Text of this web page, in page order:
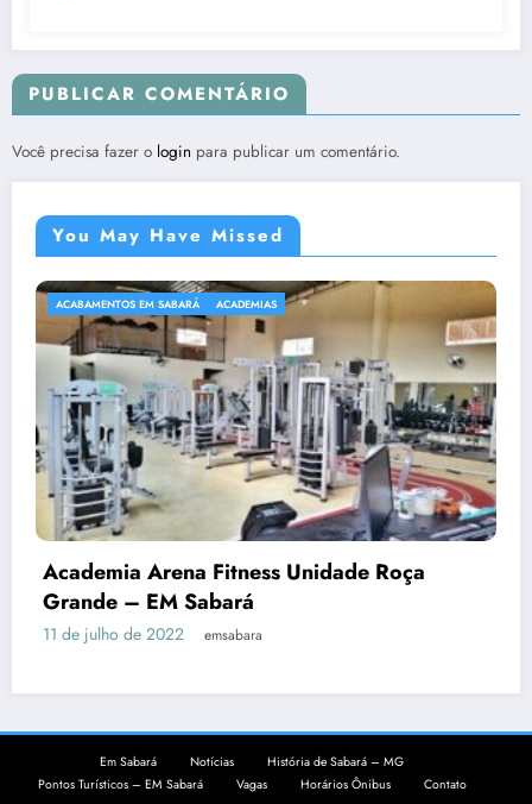
PUBLICAR COMENTÁRIO
Você precisa fazer o login para publicar um comentário.
You May Have Missed
ACABAMENTOS EM SABARÁ ACADEMIAS
Academia Arena Fitness Unidade Roça
Grande – EM Sabará
11 de julho de 2022 emsabara
Em Sabará Notícias
História de Sabará – MG
Pontos Turísticos – EM Sabará
Vagas Horários Ônibus Contato